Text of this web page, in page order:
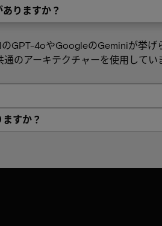
りますか？
GPT-4oやGoogleのGeminiが挙
のアーキテクチャーを使用してい
すか？